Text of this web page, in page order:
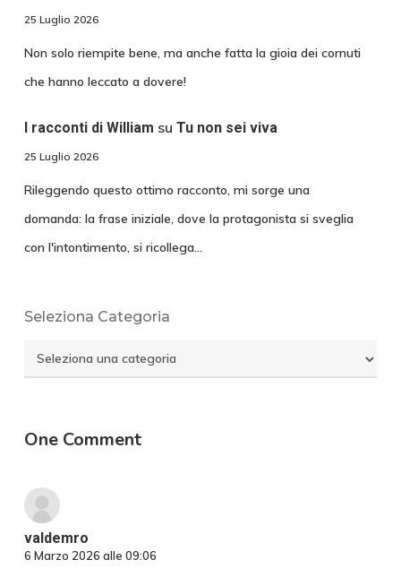
25 Luglio 2026
Non solo riempite bene, ma anche fatta la gioia dei cornuti
che hanno leccato a dovere!
I racconti di William su Tu non sei viva
25 Luglio 2026
Rileggendo questo ottimo racconto, mi sorge una
domanda: la frase iniziale, dove la protagonista si sveglia
con l'intontimento, si ricollega…
Seleziona Categoria
Seleziona
Categoria
One Comment
valdemro
6 Marzo 2026 alle 09:06